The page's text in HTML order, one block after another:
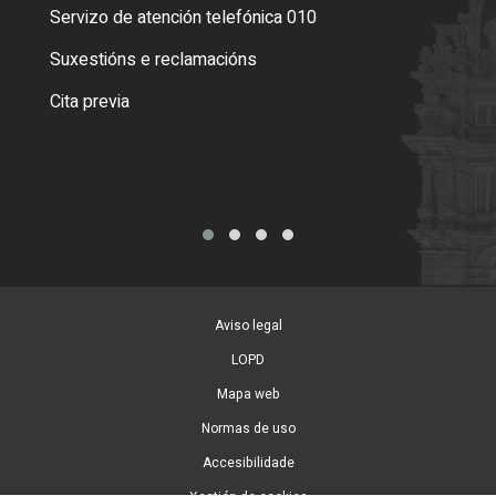
Servizo de atención telefónica 010
Suxestións e reclamacións
Cita previa
Aviso legal
LOPD
Mapa web
Normas de uso
Accesibilidade